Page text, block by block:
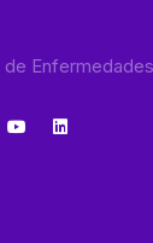
de